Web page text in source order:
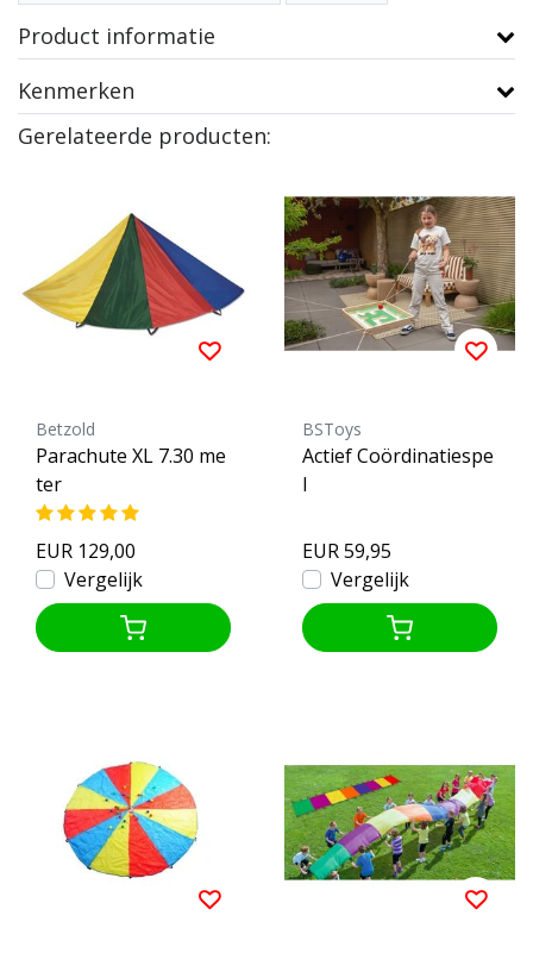
Product informatie
Kenmerken
Gerelateerde producten:
Betzold
Parachute XL 7.30 me
ter
EUR 129,00
Vergelijk
BSToys
Actief Coördinatiespe
l
EUR 59,95
Vergelijk